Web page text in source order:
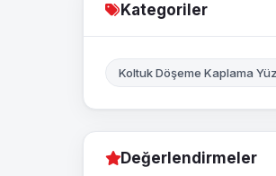
Kategoriler
Koltuk Döşeme Kaplama
Değerlendirmeler